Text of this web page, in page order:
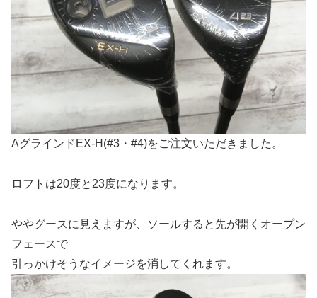
AグラインドEX-H(#3・#4)をご注文いただきました。
ロフトは20度と23度になります。
ややグースに見えますが、ソールすると先が開くオープン
フェースで
引っかけそうなイメージを消してくれます。